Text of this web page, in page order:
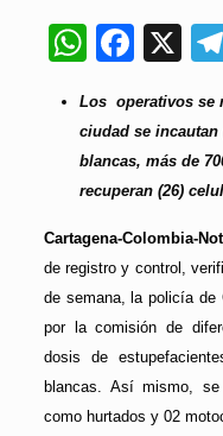
X
Los operativos se
ciudad se incautan
blancas, más de
recuperan (26)
Cartagena-Colombia-
de registro y control,
de semana, la policía de
por la comisión de
dosis de
blancas. Así mismo, se
como hurtados y 02